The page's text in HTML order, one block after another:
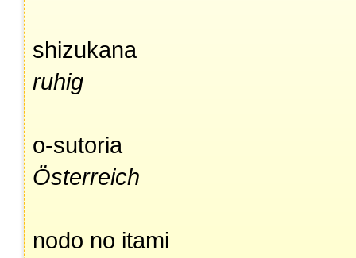
shizukana
ruhig
o-sutoria
Österreich
nodo no itami